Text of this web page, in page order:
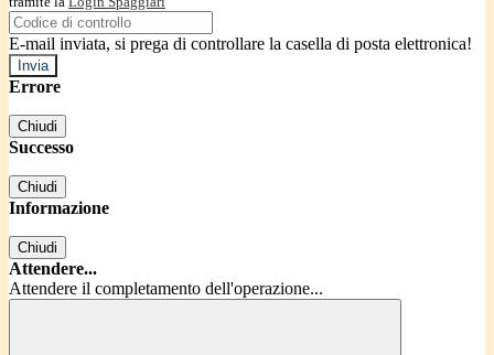
E-mail inviata, si prega di controllare la casella di posta elettronica!
Errore
Chiudi
Successo
Chiudi
Informazione
Chiudi
Attendere...
Attendere il completamento dell'operazione...